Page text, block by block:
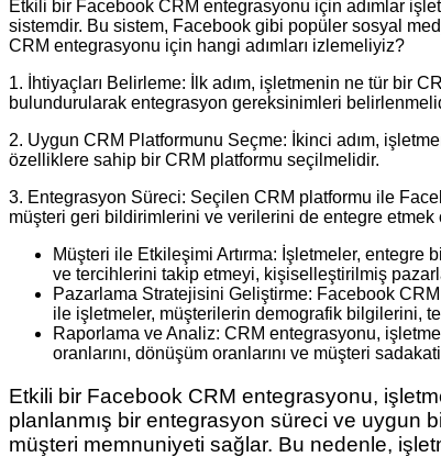
Etkili bir Facebook CRM entegrasyonu için adımlar
sistemdir. Bu sistem, Facebook gibi popüler sosyal
CRM entegrasyonu için hangi adımları izlemeliyiz?
1. İhtiyaçları Belirleme: İlk adım, işletmenin ne tür bir
bulundurularak entegrasyon gereksinimleri
2. Uygun CRM Platformunu Seçme: İkinci adım,
özelliklere sahip bir CRM platformu seçilmelidir.
3. Entegrasyon Süreci: Seçilen CRM platformu ile
müşteri geri bildirimlerini ve verilerini de entegre
Müşteri ile Etkileşimi Artırma: İşletmeler,
ve tercihlerini takip etmeyi, kişiselleştirilmiş
Pazarlama Stratejisini Geliştirme: Facebook
ile işletmeler, müşterilerin demografik bilgilerini,
Raporlama ve Analiz: CRM entegrasyonu,
oranlarını, dönüşüm oranlarını ve müşteri
Etkili bir Facebook CRM entegrasyonu,
planlanmış bir entegrasyon süreci ve uygun
müşteri memnuniyeti sağlar. Bu nedenle,